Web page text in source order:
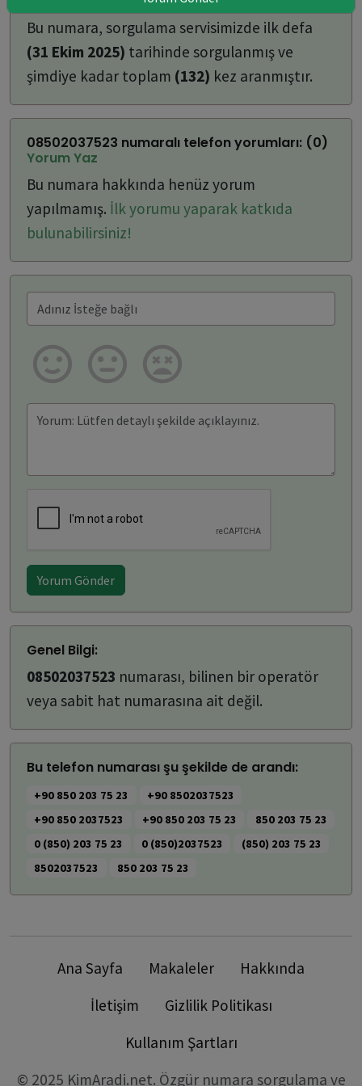
Bu numara, sorgulama servisimizde ilk defa
(31 Ekim 2025) tarihinde sorgulanmış ve
şimdiye kadar toplam (132) kez aranmıştır.
08502037523 numaralı telefon yorumları: (0)
Yorum Yaz
Bu numara hakkında henüz yorum
yapılmamış. İlk yorumu yaparak katkıda
bulunabilirsiniz!
Yorum Gönder
Genel Bilgi:
08502037523 numarası, bilinen bir operatör
veya sabit hat numarasına ait değil.
Bu telefon numarası şu şekilde de arandı:
+90 850 203 75 23
+90 8502037523
+90 850 2037523
+90 850 203 75 23
850 203 75 23
0 (850) 203 75 23
0 (850)2037523
(850) 203 75 23
8502037523
850 203 75 23
Ana Sayfa Makaleler
Hakkında
İletişim
Gizlilik Politikası
Kullanım Şartları
© 2025 KimAradi.net. Özgür numara sorgulama ve